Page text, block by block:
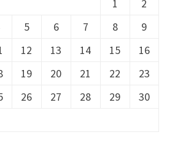
1
2
5 6 7 8
9
12 13 14 15
16
19 20 21 22
23
26 27 28 29
30